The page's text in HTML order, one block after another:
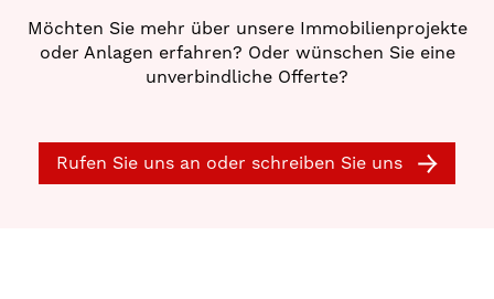
Möchten Sie mehr über unsere Immobilienprojekte
oder Anlagen erfahren? Oder wünschen Sie eine
unverbindliche Offerte?
Rufen Sie uns an oder schreiben Sie uns